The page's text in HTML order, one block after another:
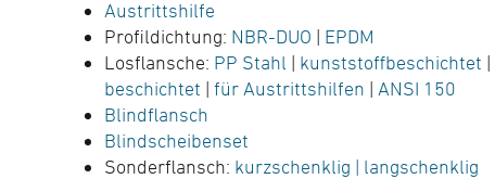
Austrittshilfe
Profildichtung: NBR-DUO | EPDM
Losflansche: PP Stahl | kunststoffbeschichtet |
beschichtet | für Austrittshilfen | ANSI 150
Blindflansch
Blindscheibenset
Sonderflansch: kurzschenklig | langschenklig